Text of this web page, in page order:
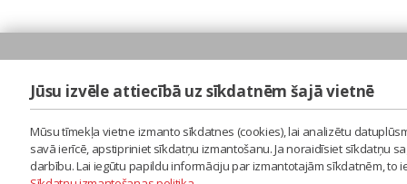
Jūsu izvēle attiecībā uz sīkdatnēm šajā vietnē
Mūsu tīmekļa vietne izmanto sīkdatnes (cookies), lai analizētu
savā ierīcē, apstipriniet sīkdatņu izmantošanu. Ja noraidīsiet sīkdatņu
darbību. Lai iegūtu papildu informāciju par izmantotajām sīkdatnēm,